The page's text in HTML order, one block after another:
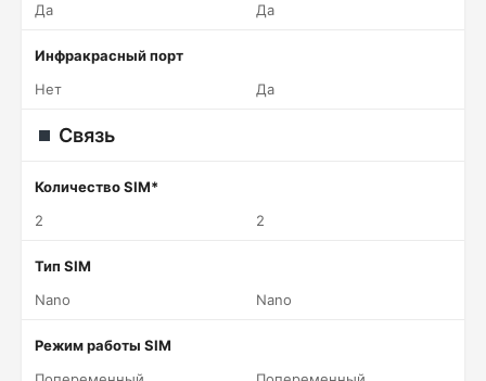
Да
Да
Инфракрасный порт
Нет
Да
Связь
Количество SIM*
2
2
Тип SIM
Nano
Nano
Режим работы SIM